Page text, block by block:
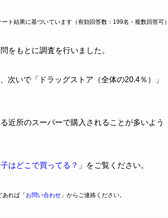
ート結果に基づいています（有効回答数：199名・複数回答可
をもとに調査を行いました。
次いで「ドラッグストア（全体の20.4％）」
近所のスーパーで購入されることが多いよう
はどこで買ってる？ 」をご覧ください。
れば「 お問い合わせ 」からご連絡ください。